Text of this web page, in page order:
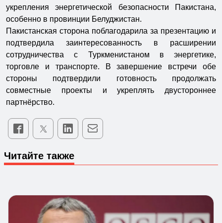
укрепления энергетической безопасности Пакистана,
особенно в провинции Белуджистан.
Пакистанская сторона поблагодарила за презентацию и
подтвердила заинтересованность в расширении
сотрудничества с Туркменистаном в энергетике,
торговле и транспорте. В завершение встречи обе
стороны подтвердили готовность продолжать
совместные проекты и укреплять двустороннее
партнёрство.
Читайте также